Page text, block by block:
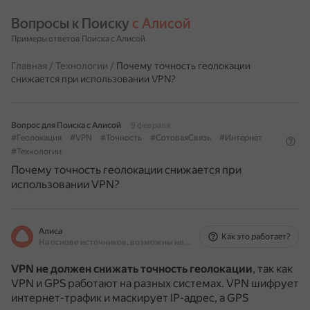
Вопросы к Поиску с Алисой
Примеры ответов Поиска с Алисой
Главная / Технологии / Почему точность геолокации
снижается при использовании VPN?
Вопрос для Поиска с Алисой
9 февраля
#Геолокация
#VPN #Точность #СотоваяСвязь
#Интернет
#Технологии
Почему точность геолокации снижается при
использовании VPN?
Алиса
На основе источников, возможны неточности
Как это работает?
VPN не должен снижать точность геолокации, так как
VPN и GPS работают на разных системах. VPN шифрует
интернет-трафик и маскирует IP-адрес, а GPS